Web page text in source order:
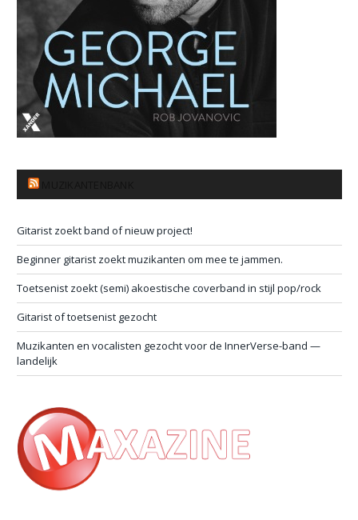
Gitarist zoekt band of nieuw project!
Beginner gitarist zoekt muzikanten om mee te jammen.
Toetsenist zoekt (semi) akoestische coverband in stijl pop/rock
Gitarist of toetsenist gezocht
Muzikanten en vocalisten gezocht voor de InnerVerse-band —
landelijk